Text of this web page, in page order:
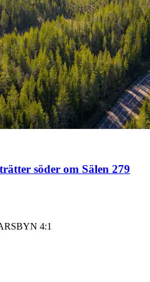
söder om Sälen 279
4:1